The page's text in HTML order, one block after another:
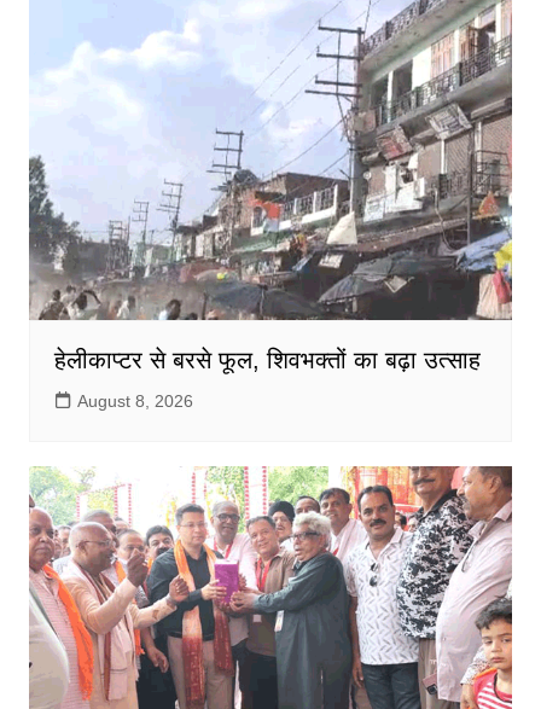
k
p
हेलीकाप्टर से बरसे फूल, शिवभक्तों का बढ़ा उत्साह
August 8, 2026